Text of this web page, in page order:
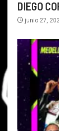
DIEGO
junio 27,